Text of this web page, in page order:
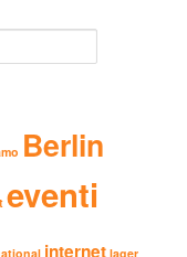
Berlin
eventi
internet lager